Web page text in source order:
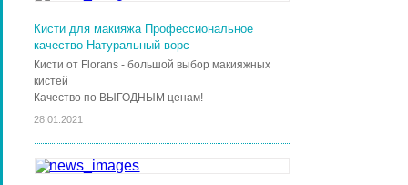
Кисти для макияжа Профессиональное
качество Натуральный ворс
Кисти от Florans - большой выбор макияжных
кистей
Качество по ВЫГОДНЫМ ценам!
28.01.2021